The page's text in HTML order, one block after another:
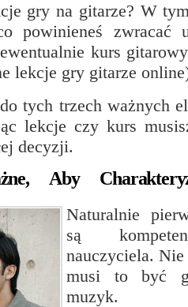
gry na gitarze? W
powinieneś zwracać
kurs
lekcje gry gitarze
tych trzech ważnych
lekcje czy kurs
decyzji.
Aby
Naturalnie
są
nauczyciela.
musi to być
muzyk.